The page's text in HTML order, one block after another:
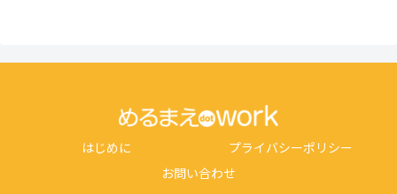
はじめに
プライバシーポリシー
お問い合わせ